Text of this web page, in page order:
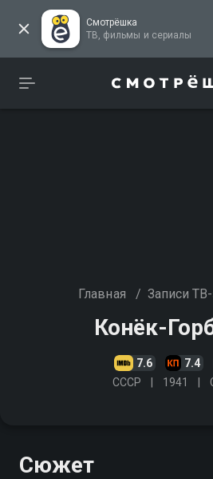
Смотрёшка
ТВ, фильмы и сериалы
Главная / Записи
Конёк-
7.6 7.4
СССР 1941
Сюжет